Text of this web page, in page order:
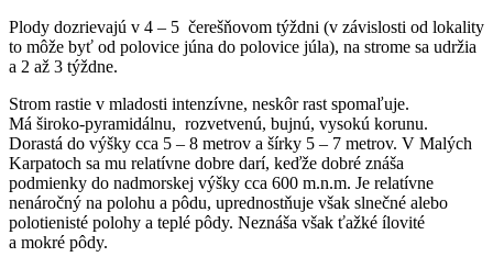
Plody dozrievajú v 4 – 5 čerešňovom týždni (v závislosti od lokality
to môže byť od polovice júna do polovice júla), na strome sa udržia
a 2 až 3 týždne.
Strom rastie v mladosti intenzívne, neskôr rast spomaľuje.
Má široko-pyramidálnu, rozvetvenú, bujnú, vysokú korunu.
Dorastá do výšky cca 5 – 8 metrov a šírky 5 – 7 metrov. V Malých
Karpatoch sa mu relatívne dobre darí, keďže dobré znáša
podmienky do nadmorskej výšky cca 600 m.n.m. Je relatívne
nenáročný na polohu a pôdu, uprednostňuje však slnečné alebo
polotienisté polohy a teplé pôdy. Neznáša však ťažké ílovité
a mokré pôdy.